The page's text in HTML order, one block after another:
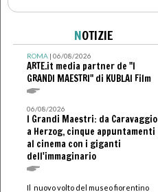
NOTIZIE
ROMA| 06/08/2026
ARTE.it media partner de "I
GRANDI MAESTRI" di KUBLAI Film
06/08/2026
I Grandi Maestri: da Caravaggio
a Herzog, cinque appuntamenti
al cinema con i giganti
dell'immaginario
Il nuovo volto del museo fiorentino